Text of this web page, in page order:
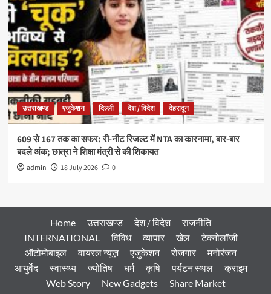
उत्तराखण्ड एजुकेशन दिल्ली देश / विदेश देहरादून
609 से 167 तक का सफर: री-नीट रिजल्ट में NTA का कारनामा, बार-बार
बदले अंक; छात्रा ने शिक्षा मंत्री से की शिकायत
admin 18 July 2026 0
Home उत्तराखण्ड देश / विदेश
राजनीति
INTERNATIONAL
विविध व्यापार खेल
टेक्नोलॉजी
ऑटोमोबाइल
वायरल न्यूज़ एजुकेशन रोजगार
मनोरंजन
आयुर्वेद
स्वास्थ्य ज्योतिष धर्म कृषि पर्यटन स्थल
क्राइम
Web Story
New Gadgets Share Market